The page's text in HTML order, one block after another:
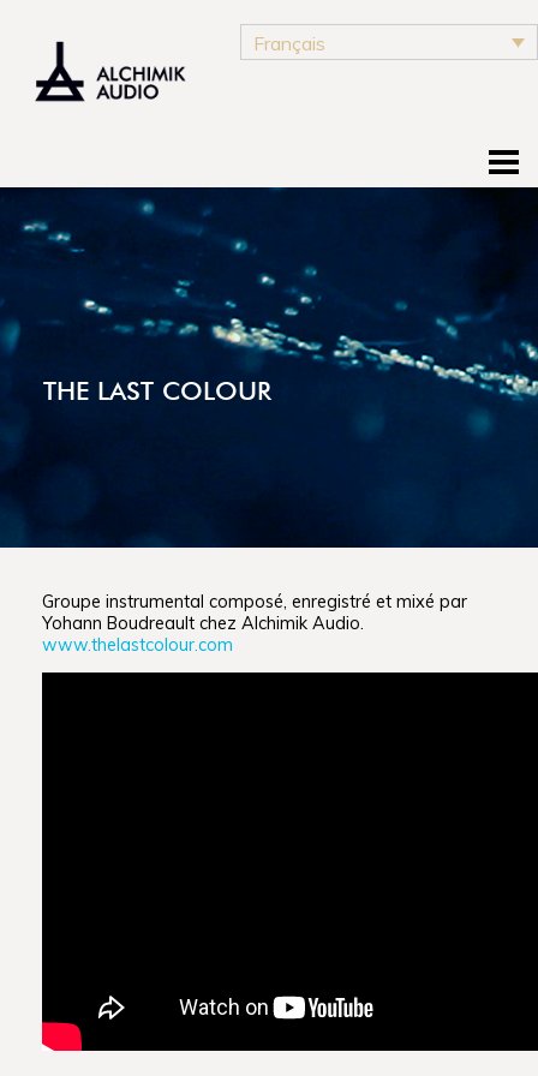
Français
THE LAST COLOUR
Groupe instrumental composé, enregistré et mixé par
Yohann Boudreault chez Alchimik Audio.
www.thelastcolour.com